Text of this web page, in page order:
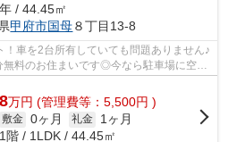
/ 44.45㎡
甲府市国母８丁目13-8
！車を2台所有していても問題ありません♪
無料のお住まいです◎今なら駐車場に空き
耐久性...
8万円 (管理費等：5,500円 )
敷金 0ヶ月 礼金
1ヶ月
1階 / 1LDK / 44.45㎡